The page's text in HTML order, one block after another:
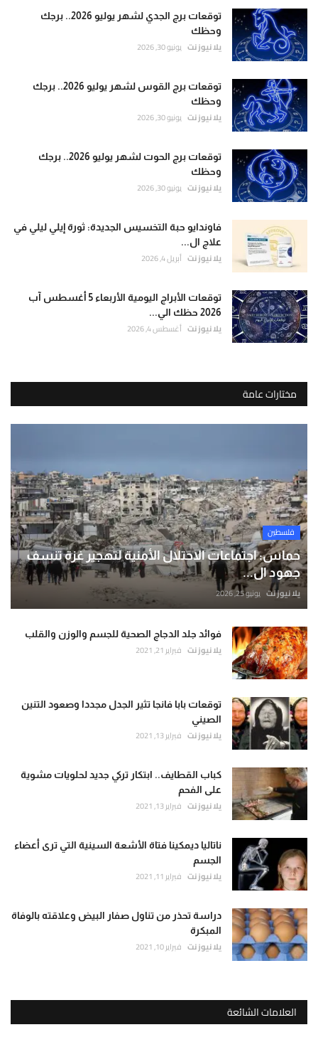
توقعات برج الجدي لشهر يوليو 2026.. برجك
وحظك
يلا نيوز نت يونيو 30, 2026
توقعات برج القوس لشهر يوليو 2026.. برجك
وحظك
يلا نيوز نت يونيو 30, 2026
توقعات برج الحوت لشهر يوليو 2026.. برجك
وحظك
يلا نيوز نت يونيو 30, 2026
فاوندايو حبة التخسيس الجديدة: ثورة إيلي ليلي في
علاج ال...
يلا نيوز نت أبريل 4, 2026
توقعات الأبراج اليومية الأربعاء 5 أغسطس آب
2026 حظك الي...
يلا نيوز نت أغسطس 4, 2026
مختارات عامة
فلسطين
حماس: اجتماعات الاحتلال الأمنية لتهجير غزة تنسف
جهود ال...
يلا نيوز نت يونيو 25, 2026
فوائد جلد الدجاج الصحية للجسم والوزن والقلب
يلا نيوز نت فبراير 21, 2021
توقعات بابا فانجا تثير الجدل مجددا وصعود التنين
الصيني
يلا نيوز نت فبراير 13, 2021
كباب القطايف.. ابتكار تركي جديد لحلويات مشوية
على الفحم
يلا نيوز نت فبراير 13, 2021
ناتاليا ديمكينا فتاة الأشعة السينية التي ترى أعضاء
الجسم
يلا نيوز نت فبراير 11, 2021
دراسة تحذر من تناول صفار البيض وعلاقته بالوفاة
المبكرة
يلا نيوز نت فبراير 10, 2021
العلامات الشائعة